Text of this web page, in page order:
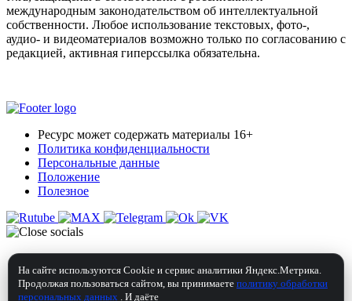
международным законодательством об интеллектуальной
собственности. Любое использование текстовых, фото-,
аудио- и видеоматериалов возможно только по согласованию с
редакцией, активная гиперссылка обязательна.
Ресурс может содержать материалы 16+
Политика конфиденциальности
Персональные данные
Положение
Полезное
На сайте используются Cookie и сервис аналитики Яндекс.Метрика.
Продолжая пользоваться сайтом, вы принимаете политику обработки
персональных данных . И даёте